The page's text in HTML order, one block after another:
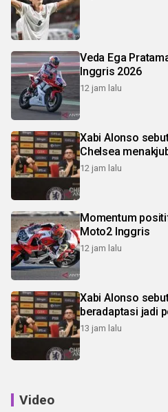
Veda Ega
Inggris 2026
12 jam lalu
Xabi Alonso
Chelsea
12 jam lalu
Momentum
Moto2 Inggris
12 jam lalu
Xabi Alonso
beradaptasi jadi
13 jam lalu
Video